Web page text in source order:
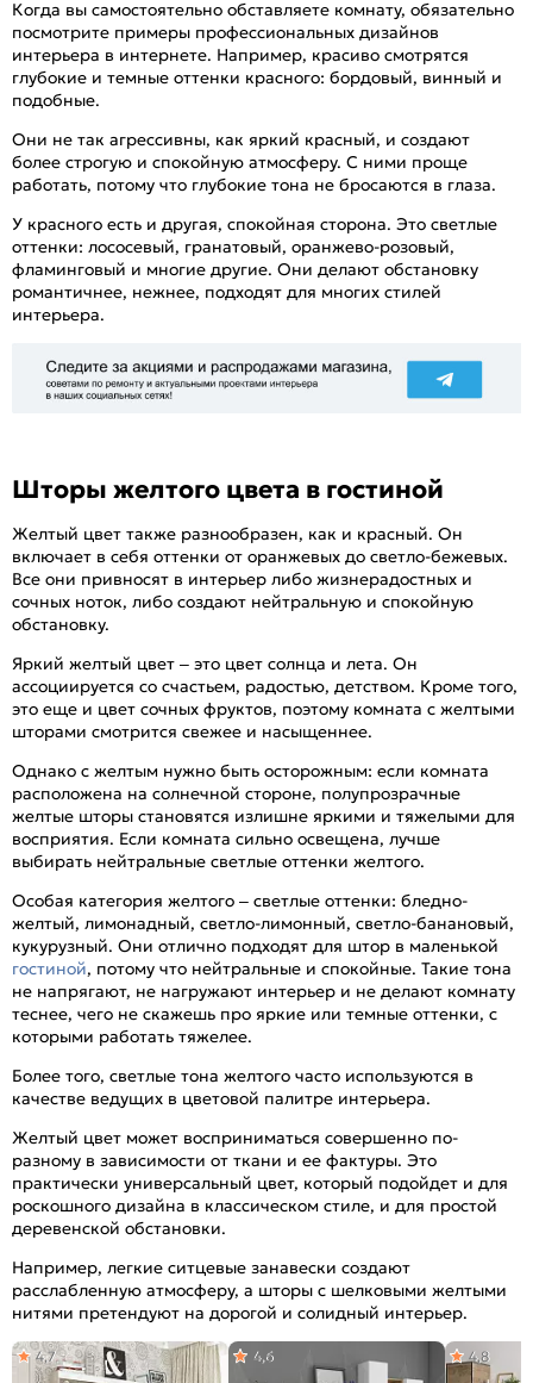
Когда вы самостоятельно обставляете комнату, обязательно
посмотрите примеры профессиональных дизайнов
интерьера в интернете. Например, красиво смотрятся
глубокие и темные оттенки красного: бордовый, винный и
подобные.
Они не так агрессивны, как яркий красный, и создают
более строгую и спокойную атмосферу. С ними проще
работать, потому что глубокие тона не бросаются в глаза.
У красного есть и другая, спокойная сторона. Это светлые
оттенки: лососевый, гранатовый, оранжево-розовый,
фламинговый и многие другие. Они делают обстановку
романтичнее, нежнее, подходят для многих стилей
интерьера.
Шторы желтого цвета в гостиной
Желтый цвет также разнообразен, как и красный. Он
включает в себя оттенки от оранжевых до светло-бежевых.
Все они привносят в интерьер либо жизнерадостных и
сочных ноток, либо создают нейтральную и спокойную
обстановку.
Яркий желтый цвет – это цвет солнца и лета. Он
ассоциируется со счастьем, радостью, детством. Кроме того,
это еще и цвет сочных фруктов, поэтому комната с желтыми
шторами смотрится свежее и насыщеннее.
Однако с желтым нужно быть осторожным: если комната
расположена на солнечной стороне, полупрозрачные
желтые шторы становятся излишне яркими и тяжелыми для
восприятия. Если комната сильно освещена, лучше
выбирать нейтральные светлые оттенки желтого.
Особая категория желтого – светлые оттенки: бледно-
желтый, лимонадный, светло-лимонный, светло-банановый,
кукурузный. Они отлично подходят для штор в маленькой
гостиной, потому что нейтральные и спокойные. Такие тона
не напрягают, не нагружают интерьер и не делают комнату
теснее, чего не скажешь про яркие или темные оттенки, с
которыми работать тяжелее.
Более того, светлые тона желтого часто используются в
качестве ведущих в цветовой палитре интерьера.
Желтый цвет может восприниматься совершенно по-
разному в зависимости от ткани и ее фактуры. Это
практически универсальный цвет, который подойдет и для
роскошного дизайна в классическом стиле, и для простой
деревенской обстановки.
Например, легкие ситцевые занавески создают
расслабленную атмосферу, а шторы с шелковыми желтыми
нитями претендуют на дорогой и солидный интерьер.
4,7 4,6 4,8